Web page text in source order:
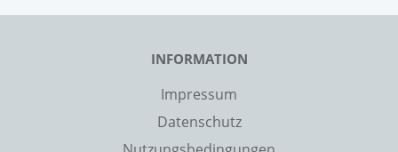
INFORMATION
Impressum
Datenschutz